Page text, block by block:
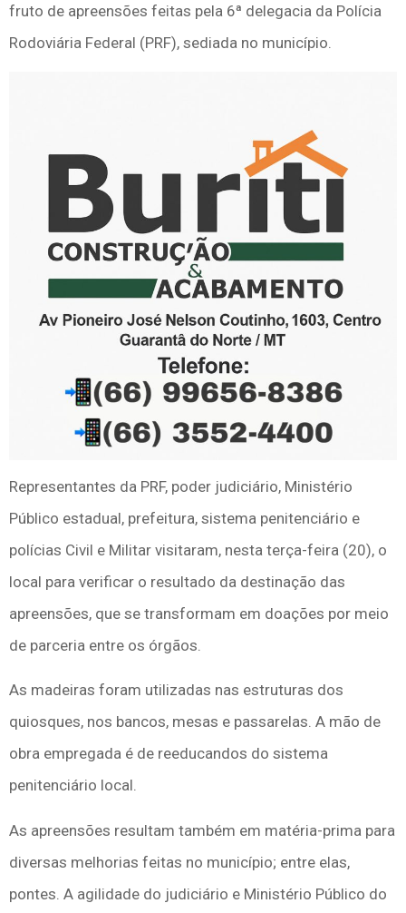
fruto de apreensões feitas pela 6ª delegacia da Polícia
Rodoviária Federal (PRF), sediada no município.
Representantes da PRF, poder judiciário, Ministério
Público estadual, prefeitura, sistema penitenciário e
polícias Civil e Militar visitaram, nesta terça-feira (20), o
local para verificar o resultado da destinação das
apreensões, que se transformam em doações por meio
de parceria entre os órgãos.
As madeiras foram utilizadas nas estruturas dos
quiosques, nos bancos, mesas e passarelas. A mão de
obra empregada é de reeducandos do sistema
penitenciário local.
As apreensões resultam também em matéria-prima para
diversas melhorias feitas no município; entre elas,
pontes. A agilidade do judiciário e Ministério Público do